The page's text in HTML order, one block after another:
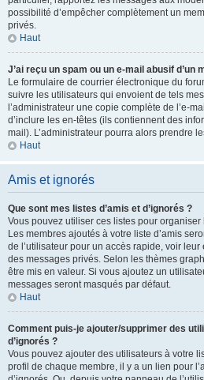
possibilité d’empêcher complètement un
privés.
Haut
J’ai reçu un spam ou un e-mail abusif d’un
Le formulaire de courrier électronique du
suivre les utilisateurs qui envoient de tels
l’administrateur une copie complète de l’e-
d’inclure les en-têtes (ils contiennent des
mail). L’administrateur pourra alors prendre
Haut
Amis et ignorés
Que sont mes listes d’amis et d’ignorés ?
Vous pouvez utiliser ces listes pour
Les membres ajoutés à votre liste d’amis
de l’utilisateur pour un accès rapide, voir
des messages privés. Selon les thèmes
être mis en valeur. Si vous ajoutez un
messages seront masqués par défaut.
Haut
Comment puis-je ajouter/supprimer des
d’ignorés ?
Vous pouvez ajouter des utilisateurs à votre
profil de chaque membre, il y a un lien pour